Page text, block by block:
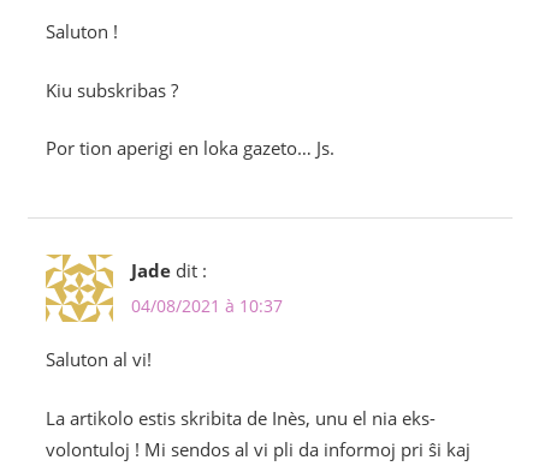
Saluton !
Kiu subskribas ?
Por tion aperigi en loka gazeto… Js.
Jade dit :
04/08/2021 à 10:37
Saluton al vi!
La artikolo estis skribita de Inès, unu el nia eks-
volontuloj ! Mi sendos al vi pli da informoj pri ŝi kaj